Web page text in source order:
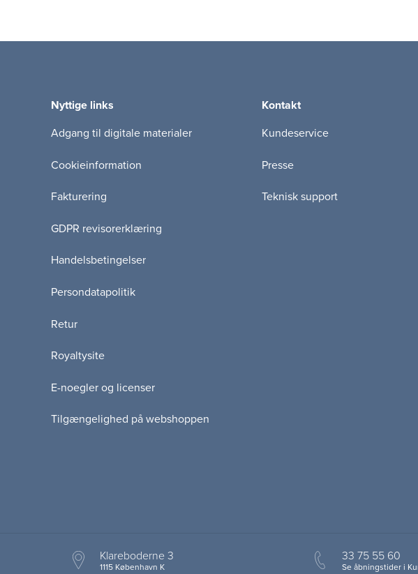
Nyttige links
Adgang til digitale materialer
Cookieinformation
Fakturering
GDPR revisorerklæring
Handelsbetingelser
Persondatapolitik
Retur
Royaltysite
E-noegler og licenser
Tilgængelighed på webshoppen
Kontakt
Kundeservice
Presse
Teknisk support
Klareboderne 3
1115 København K
33 75 55 60
Se åbningstider i